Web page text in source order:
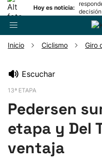
Hoy es noticia:
Pelota
Remo
Inicio Ciclismo Giro
Escuchar
13ª ETAPA
Pedersen
etapa y Del
ventaja